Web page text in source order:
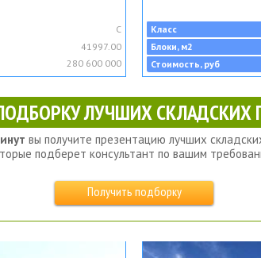
C
41997.00
280 600 000
Класс
Блоки, м2
Стоимость, руб
ЛУЧШИХ
вы получите презентацию лучших
подберет консультант по вашим
Получить подборку